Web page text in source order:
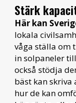
Stärk
Här kan
lokala
våga ställa om
in solpaneler
också stödja
bäst kan skriva
hur de kan